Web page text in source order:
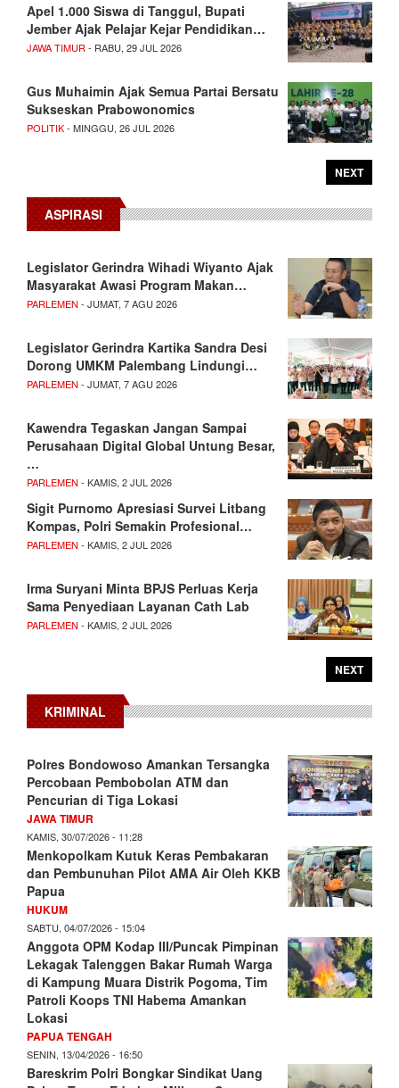
Apel 1.000 Siswa di Tanggul, Bupati
Jember Ajak Pelajar Kejar Pendidikan…
JAWA TIMUR - RABU, 29 JUL 2026
Gus Muhaimin Ajak Semua Partai Bersatu
Sukseskan Prabowonomics
POLITIK- MINGGU, 26 JUL 2026
NEXT
ASPIRASI
Legislator Gerindra Wihadi Wiyanto Ajak
Masyarakat Awasi Program Makan…
PARLEMEN - JUMAT, 7 AGU 2026
Legislator Gerindra Kartika Sandra Desi
Dorong UMKM Palembang Lindungi…
PARLEMEN - JUMAT, 7 AGU 2026
Kawendra Tegaskan Jangan Sampai
Perusahaan Digital Global Untung Besar,
…
PARLEMEN - KAMIS, 2 JUL 2026
Sigit Purnomo Apresiasi Survei Litbang
Kompas, Polri Semakin Profesional…
PARLEMEN - KAMIS, 2 JUL 2026
Irma Suryani Minta BPJS Perluas Kerja
Sama Penyediaan Layanan Cath Lab
PARLEMEN - KAMIS, 2 JUL 2026
NEXT
KRIMINAL
Polres Bondowoso Amankan Tersangka
Percobaan Pembobolan ATM dan
Pencurian di Tiga Lokasi
JAWA TIMUR
KAMIS, 30/07/2026 - 11:28
Menkopolkam Kutuk Keras Pembakaran
dan Pembunuhan Pilot AMA Air Oleh KKB
Papua
HUKUM
SABTU, 04/07/2026 - 15:04
Anggota OPM Kodap III/Puncak Pimpinan
Lekagak Talenggen Bakar Rumah Warga
di Kampung Muara Distrik Pogoma, Tim
Patroli Koops TNI Habema Amankan
Lokasi
PAPUA TENGAH
SENIN, 13/04/2026 - 16:50
Bareskrim Polri Bongkar Sindikat Uang